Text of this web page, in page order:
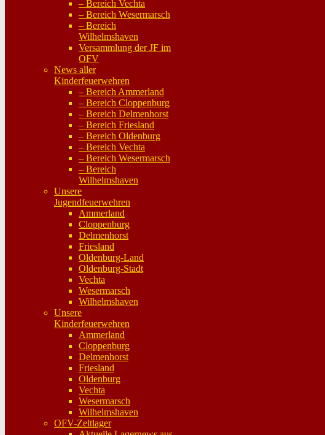
– Bereich Vechta
– Bereich Wesermarsch
– Bereich
Wilhelmshaven
Versammlung der JF im
OFV
News aller
Kinderfeuerwehren
– Bereich Ammerland
– Bereich Cloppenburg
– Bereich Delmenhorst
– Bereich Friesland
– Bereich Oldenburg
– Bereich Vechta
– Bereich Wesermarsch
– Bereich
Wilhelmshaven
Unsere
Jugendfeuerwehren
Ammerland
Cloppenburg
Delmenhorst
Friesland
Oldenburg-Land
Oldenburg-Stadt
Vechta
Wesermarsch
Wilhelmshaven
Unsere
Kinderfeuerwehren
Ammerland
Cloppenburg
Delmenhorst
Friesland
Oldenburg
Vechta
Wesermarsch
Wilhelmshaven
OFV-Zeltlager